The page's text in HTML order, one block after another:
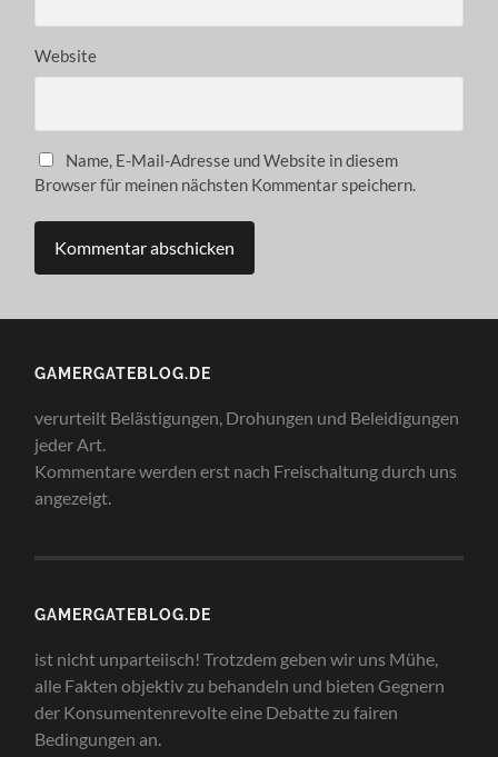
Website
Name, E-Mail-Adresse und Website in diesem
Browser für meinen nächsten Kommentar speichern.
GAMERGATEBLOG.DE
verurteilt Belästigungen, Drohungen und Beleidigungen
jeder Art.
Kommentare werden erst nach Freischaltung durch uns
angezeigt.
GAMERGATEBLOG.DE
ist nicht unparteiisch! Trotzdem geben wir uns Mühe,
alle Fakten objektiv zu behandeln und bieten Gegnern
der Konsumentenrevolte eine Debatte zu fairen
Bedingungen an.